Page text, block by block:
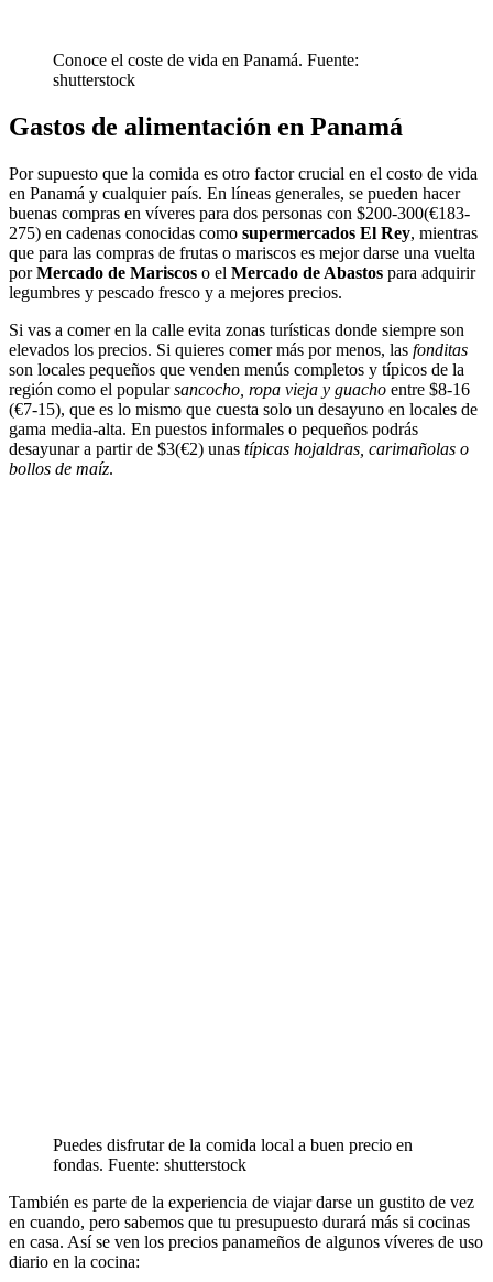
Conoce el coste de vida en Panamá. Fuente:
shutterstock
Gastos de alimentación en Panamá
Por supuesto que la comida es otro factor crucial en el costo de vida
en Panamá y cualquier país. En líneas generales, se pueden hacer
buenas compras en víveres para dos personas con $200-300(€183-
275) en cadenas conocidas como supermercados El Rey, mientras
que para las compras de frutas o mariscos es mejor darse una vuelta
porMercado de Mariscos o el Mercado de Abastos para adquirir
legumbres y pescado fresco y a mejores precios.
Si vas a comer en la calle evita zonas turísticas donde siempre son
elevados los precios. Si quieres comer más por menos, las fonditas
son locales pequeños que venden menús completos y típicos de la
región como el popularsancocho, ropa vieja y guacho entre $8-16
(€7-15), que es lo mismo que cuesta solo un desayuno en locales de
gama media-alta. En puestos informales o pequeños podrás
desayunar a partir de $3(€2) unas típicas hojaldras, carimañolas o
bollos de maíz.
Puedes disfrutar de la comida local a buen precio en
fondas. Fuente: shutterstock
También es parte de la experiencia de viajar darse un gustito de vez
en cuando, pero sabemos que tu presupuesto durará más si cocinas
en casa. Así se ven los precios panameños de algunos víveres de uso
diario en la cocina: